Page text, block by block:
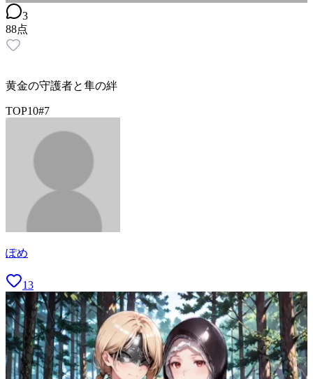
3
88点
黄金の守護者と隼の絆
TOP10#7
ぽめ
13